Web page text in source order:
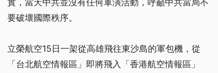
實，當天中共並沒有任何軍演活動，呼籲中共當局不
要破壞國際秩序。
立榮航空15日一架從高雄飛往東沙島的軍包機，從
「台北航空情報區」即將飛入「香港航空情報區」